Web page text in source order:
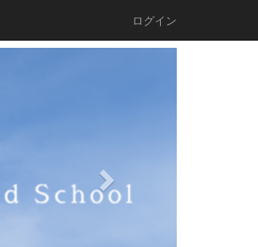
ログイン